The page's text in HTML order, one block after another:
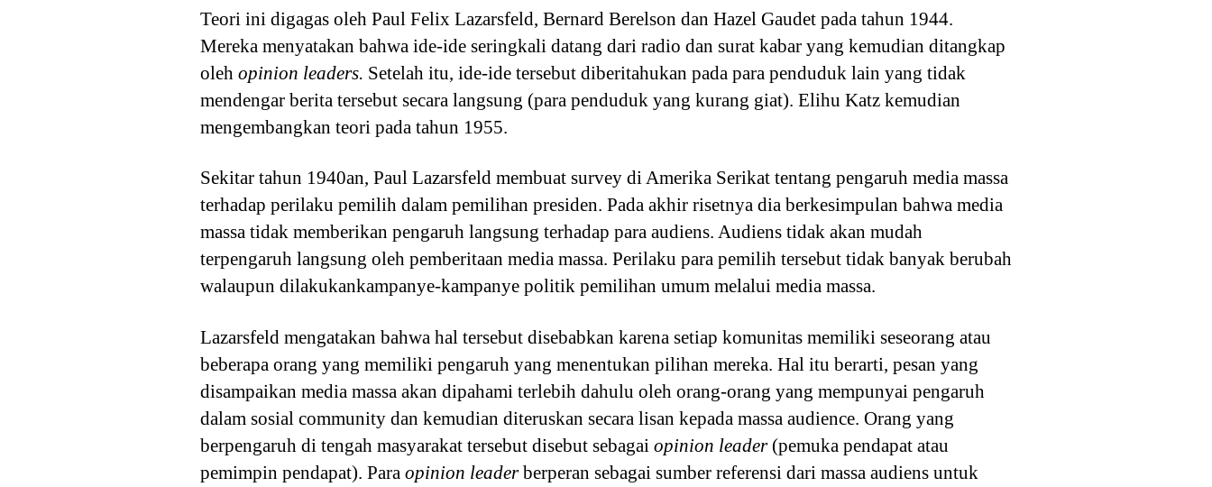
Teori ini digagas oleh Paul Felix Lazarsfeld, Bernard Berelson dan Hazel Gaudet pada tahun 1944.
Mereka menyatakan bahwa ide-ide seringkali datang dari radio dan surat kabar yang kemudian ditangkap
oleh opinion leaders. Setelah itu, ide-ide tersebut diberitahukan pada para penduduk lain yang tidak
mendengar berita tersebut secara langsung (para penduduk yang kurang giat). Elihu Katz kemudian
mengembangkan teori pada tahun 1955.
Sekitar tahun 1940an, Paul Lazarsfeld membuat survey di Amerika Serikat tentang pengaruh media massa
terhadap perilaku pemilih dalam pemilihan presiden. Pada akhir risetnya dia berkesimpulan bahwa media
massa tidak memberikan pengaruh langsung terhadap para audiens. Audiens tidak akan mudah
terpengaruh langsung oleh pemberitaan media massa. Perilaku para pemilih tersebut tidak banyak berubah
walaupun dilakukankampanye-kampanye politik pemilihan umum melalui media massa.
Lazarsfeld mengatakan bahwa hal tersebut disebabkan karena setiap komunitas memiliki seseorang atau
beberapa orang yang memiliki pengaruh yang menentukan pilihan mereka. Hal itu berarti, pesan yang
disampaikan media massa akan dipahami terlebih dahulu oleh orang-orang yang mempunyai pengaruh
dalam sosial community dan kemudian diteruskan secara lisan kepada massa audience. Orang yang
berpengaruh di tengah masyarakat tersebut disebut sebagai opinion leader (pemuka pendapat atau
pemimpin pendapat). Para opinion leaderberperan sebagai sumber referensi dari massa audiens untuk